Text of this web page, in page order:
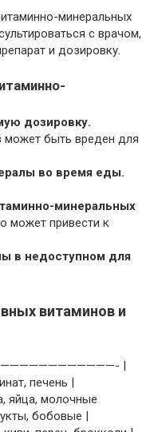
минеральных
с врачом,
и дозировку.
дозировку.
может быть вреден для
во время еды.
минеральных
может привести к
в недоступном для
витаминов и
|
печень |
яйца, молочные
бобовые |